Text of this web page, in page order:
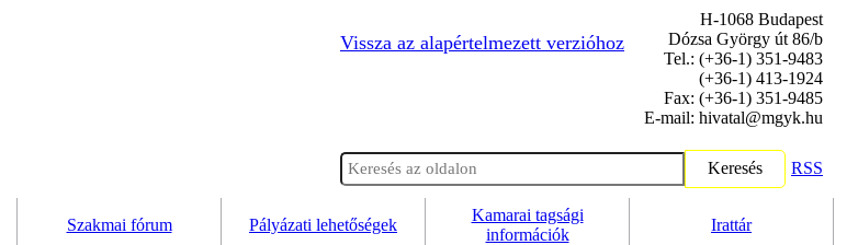
Vissza az alapértelmezett verzióhoz
H-1068 Budapest
Dózsa György út 86/b
Tel.: (+36-1) 351-9483
(+36-1) 413-1924
Fax: (+36-1) 351-9485
E-mail: hivatal@mgyk.hu
Keresés RSS
Szakmai fórum Pályázati lehetőségek
Kamarai tagsági
információk
Irattár